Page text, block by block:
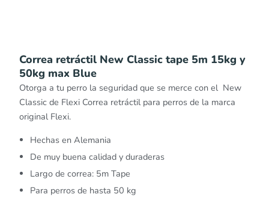
Correa retráctil New Classic tape 5m 15kg y
50kg max Blue
Otorga a tu perro la seguridad que se merce con el New
Classic de Flexi Correa retráctil para perros de la marca
original Flexi.
Hechas en Alemania
De muy buena calidad y duraderas
Largo de correa: 5m Tape
Para perros de hasta 50 kg